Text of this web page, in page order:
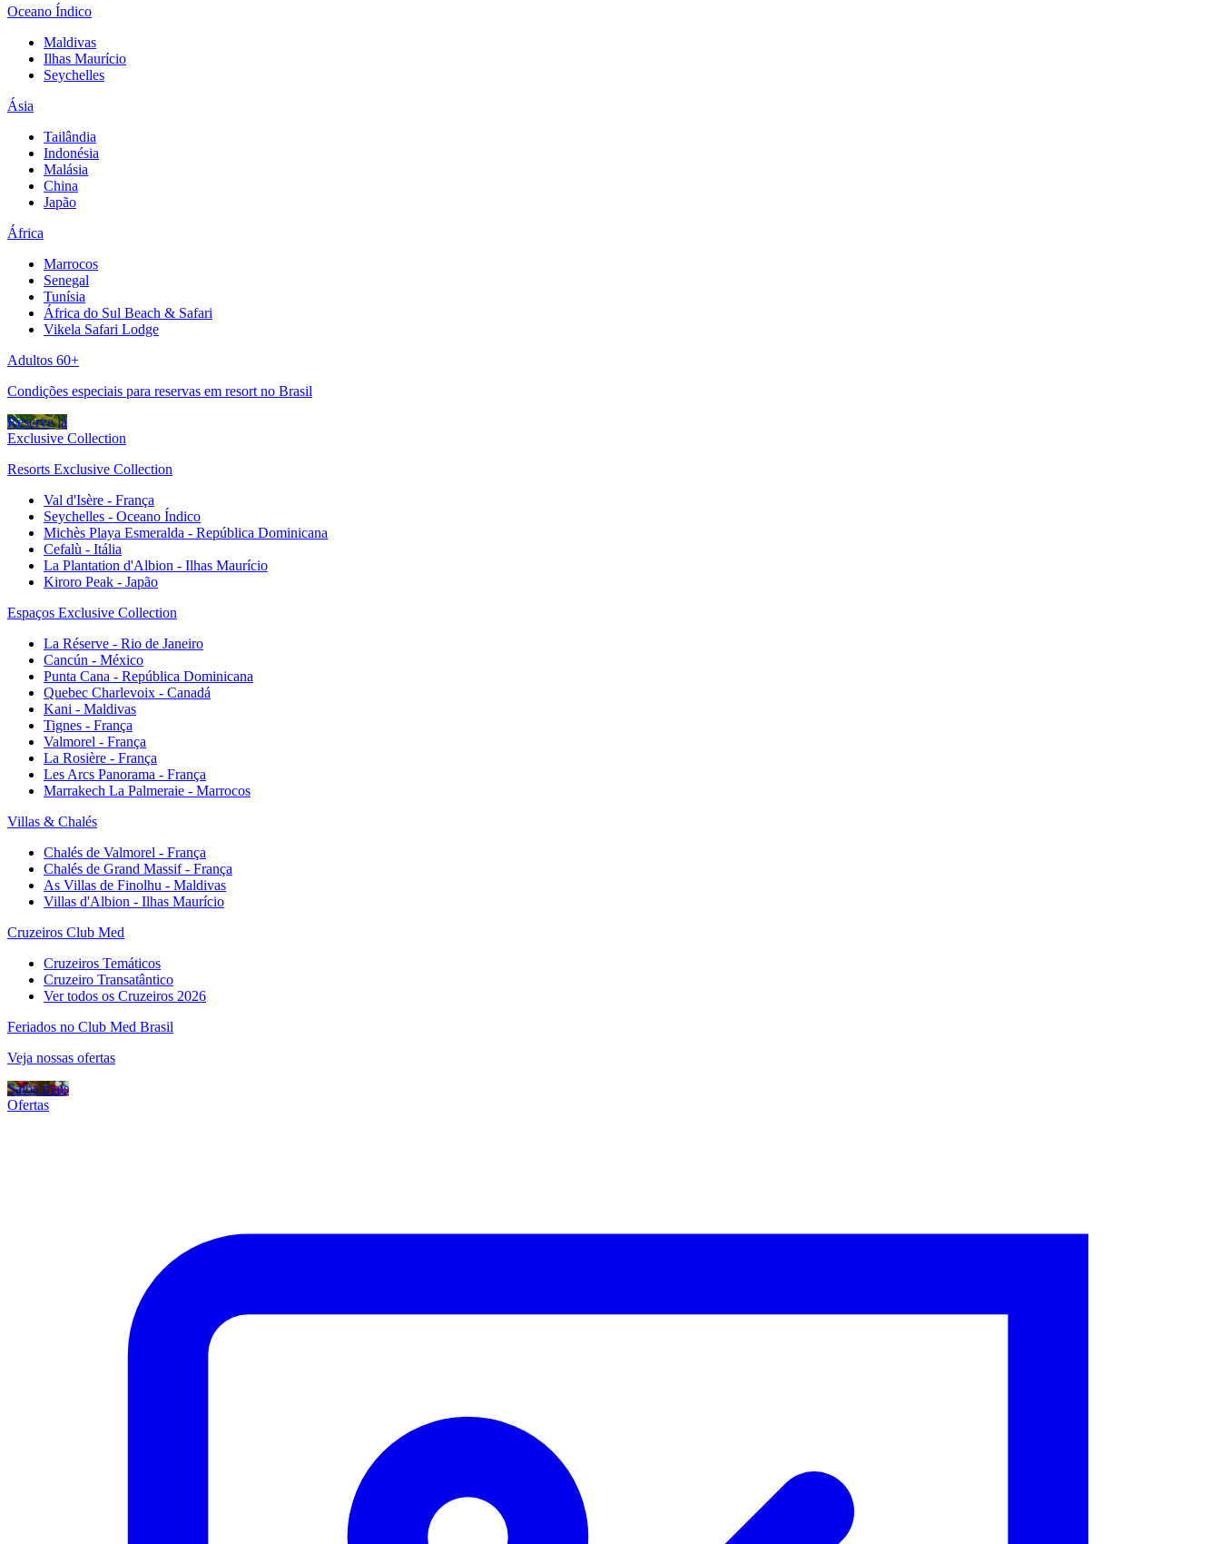
Oceano Índico
Maldivas
Ilhas Maurício
Seychelles
Ásia
Tailândia
Indonésia
Malásia
China
Japão
África
Marrocos
Senegal
Tunísia
África do Sul Beach & Safari
Vikela Safari Lodge
Adultos 60+
Condições especiais para reservas em resort no Brasil
Reserve já
Exclusive Collection
Resorts Exclusive Collection
Val d'Isère - França
Seychelles - Oceano Índico
Michès Playa Esmeralda - República Dominicana
Cefalù - Itália
La Plantation d'Albion - Ilhas Maurício
Kiroro Peak - Japão
Espaços Exclusive Collection
La Réserve - Rio de Janeiro
Cancún - México
Punta Cana - República Dominicana
Quebec Charlevoix - Canadá
Kani - Maldivas
Tignes - França
Valmorel - França
La Rosière - França
Les Arcs Panorama - França
Marrakech La Palmeraie - Marrocos
Villas & Chalés
Chalés de Valmorel - França
Chalés de Grand Massif - França
As Villas de Finolhu - Maldivas
Villas d'Albion - Ilhas Maurício
Cruzeiros Club Med
Cruzeiros Temáticos
Cruzeiro Transatântico
Ver todos os Cruzeiros 2026
Feriados no Club Med Brasil
Veja nossas ofertas
Saiba mais
Ofertas